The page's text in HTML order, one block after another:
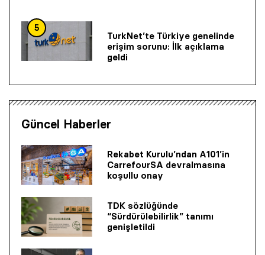
5
TurkNet’te Türkiye genelinde
erişim sorunu: İlk açıklama
geldi
Güncel Haberler
Rekabet Kurulu’ndan A101’in
CarrefourSA devralmasına
koşullu onay
TDK sözlüğünde
“Sürdürülebilirlik” tanımı
genişletildi